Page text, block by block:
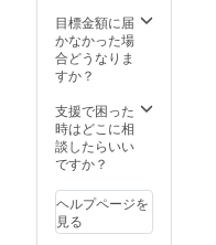
にお送りいたし
ます。 アドレス
が間違っていて
連絡が取れない
ができなくなる
可能性がありま
すのでご了承く
ださい。
目標金額に届
かなかった場
合どうなりま
すか？
支援で困った
時はどこに相
談したらいい
ですか？
ヘルプページを
見る